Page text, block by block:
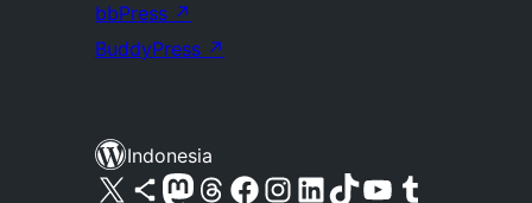
bbPress ↗
BuddyPress ↗
Indonesia
Kunjungi akun X (sebelumnya Twitter) kamiVisit our Bluesky account
Kunjungi akun Mastodon kamiVisit our Threads account
Kunjungi halaman Facebook kamiKunjungi akun Instagram kamiKunjungi akun LinkedIn kamiVisit our TikTok account
Kunjungi channel YouTube kamiVisit our Tumblr account